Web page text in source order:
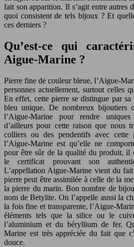
fait son apparition. Il s’agit entre autres
quoi consistent de tels bijoux ? Et
ces derniers ?
Qu’est-ce qui
Aigue-Marine ?
Pierre fine de couleur bleue, l’Aigue-
personnes actuellement, surtout celles
En effet, cette pierre se distingue par sa
bleu unique. De nombreux bijoutiers
l’Aigue-Marine pour rendre
d’ailleurs pour cette raison que nous
colliers ou des pendentifs avec cette
l’Aigue-Marine est qu’elle ne
pour être sûr de la qualité du produit, il
le certificat prouvant son
L’appellation Aigue-Marine vient du
pierre peut être assimilée à celle de la
la pierre du marin. Bon nombre de
nom de Betylite. On l’appelle aussi la
la fois fine et transparente, l’Aigue-
éléments tels que la silice ou le
l’aluminium et du béryllium de fer.
Marine est très appréciée du fait que
douce.